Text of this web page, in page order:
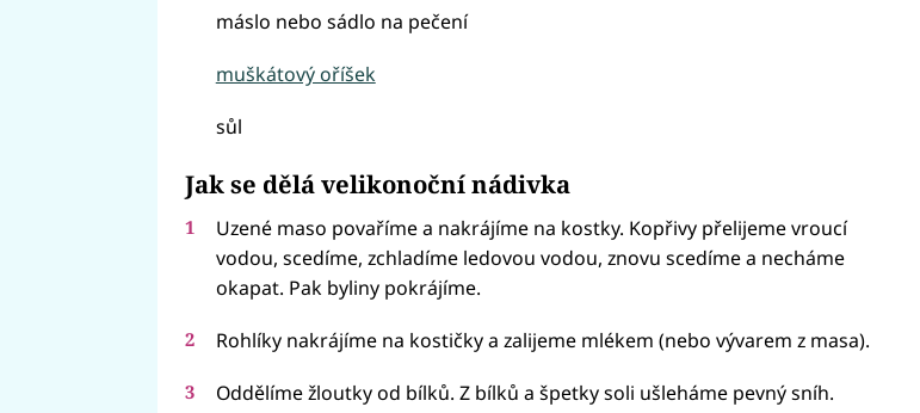
máslo nebo sádlo na pečení
muškátový oříšek
sůl
Jak se dělá velikonoční nádivka
Uzené maso povaříme a nakrájíme na kostky. Kopřivy přelijeme vroucí
vodou, scedíme, zchladíme ledovou vodou, znovu scedíme a necháme
okapat. Pak byliny pokrájíme.
Rohlíky nakrájíme na kostičky a zalijeme mlékem (nebo vývarem z masa).
Oddělíme žloutky od bílků. Z bílků a špetky soli ušleháme pevný sníh.